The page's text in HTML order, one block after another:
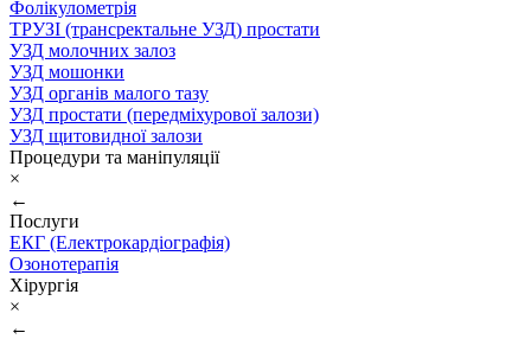
Фолікулометрія
ТРУЗІ (трансректальне УЗД) простати
УЗД молочних залоз
УЗД мошонки
УЗД органів малого тазу
УЗД простати (передміхурової залози)
УЗД щитовидної залози
Процедури та маніпуляції
×
←
Послуги
ЕКГ (Електрокардіографія)
Озонотерапія
Хірургія
×
←